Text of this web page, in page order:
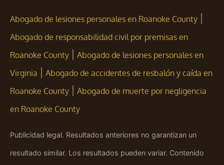
Abogado de lesiones personales en Roanoke County
Abogado de responsabilidad civil por premisas en
Roanoke County
Abogado de lesiones personales en
Virginia
Abogado de accidentes de resbalón y caída en
Roanoke County
Abogado de muerte por negligencia
en Roanoke County
Publicidad legal. Resultados anteriores no garantizan un
resultado similar. Los resultados pueden variar. Contenido